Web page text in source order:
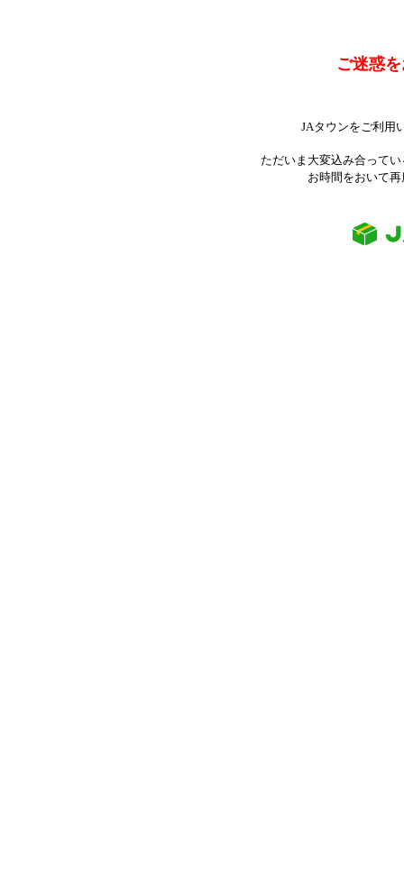
ご迷惑
JAタウンをご利用
ただいま大変込み合って
お時間をおいて